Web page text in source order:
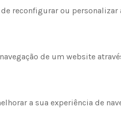
reconfigurar ou personalizar
de um website
a sua experiência de